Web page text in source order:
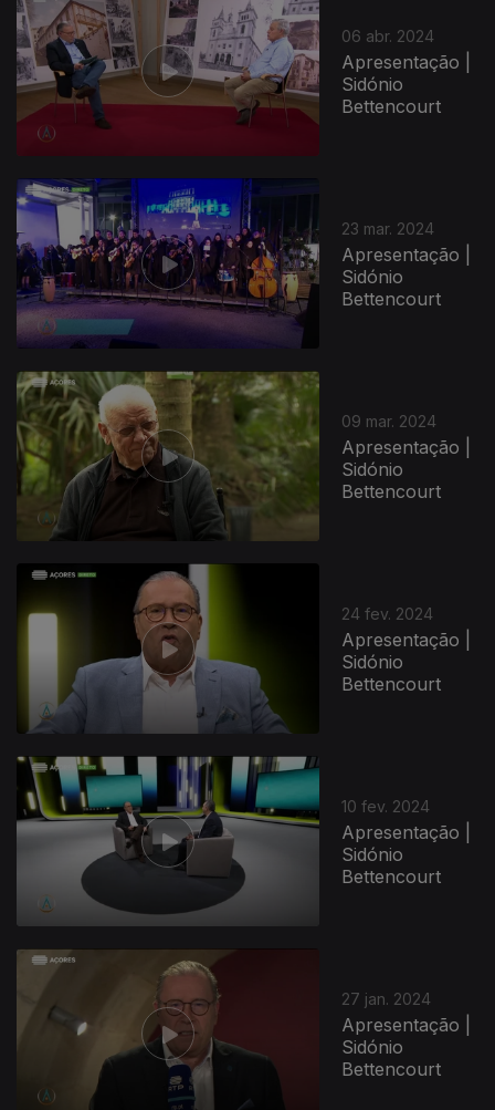
06 abr. 2024
Apresentação |
Sidónio
Bettencourt
23 mar. 2024
Apresentação |
Sidónio
Bettencourt
09 mar. 2024
Apresentação |
Sidónio
Bettencourt
24 fev. 2024
Apresentação |
Sidónio
Bettencourt
750505
10 fev. 2024
Apresentação |
Sidónio
Bettencourt
27 jan. 2024
Apresentação |
Sidónio
Bettencourt